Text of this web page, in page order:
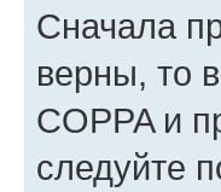
Сначала
верны, то
COPPA и
следуйте